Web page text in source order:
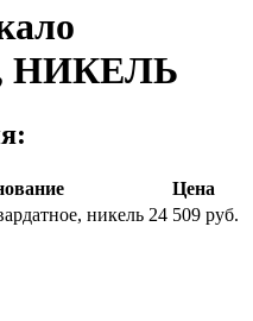
НИКЕЛЬ
Цена
никель 24 509 руб.